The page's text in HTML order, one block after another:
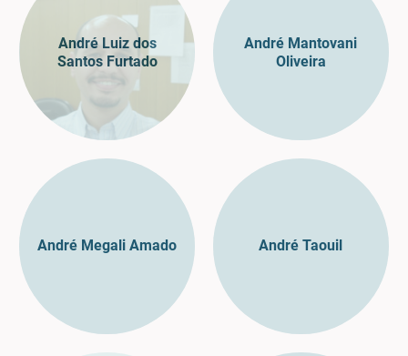
André Luiz dos
Santos Furtado
André Mantovani
Oliveira
André Megali Amado André Taouil